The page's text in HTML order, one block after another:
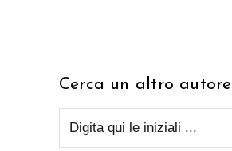
Cerca un altro autore